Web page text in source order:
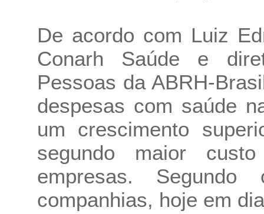
De acordo com Luiz
Conarh Saúde e
Pessoas da ABRH-
despesas com saúde
um crescimento
segundo maior
empresas.
companhias, hoje em